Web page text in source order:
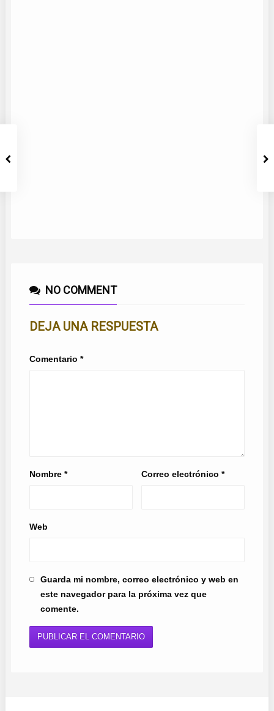
NO COMMENT
DEJA UNA RESPUESTA
Comentario *
Nombre * Correo electrónico*
Web
Guarda mi nombre, correo electrónico y web en
este navegador para la próxima vez que
comente.